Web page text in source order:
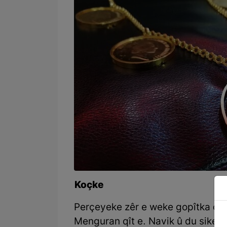
Koçke
Perçeyeke zêr e weke gopîtka
Menguran qît e. Navik û du